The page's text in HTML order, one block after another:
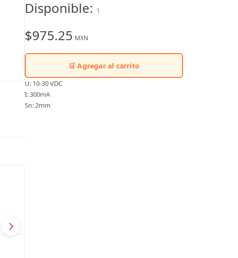
Disponible: 1
$975.25 MXN
🛒 Agregar al carrito
U: 10-30 VDC
I: 300mA
Sn: 2mm